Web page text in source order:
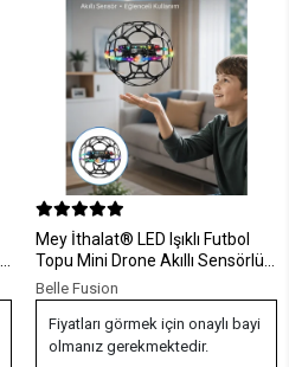
Mey İthalat® LED Işıklı Futbol
Topu Mini Drone Akıllı Sensörlü
El Kontrollü
Belle Fusion
Fiyatları görmek için onaylı bayi
olmanız gerekmektedir.